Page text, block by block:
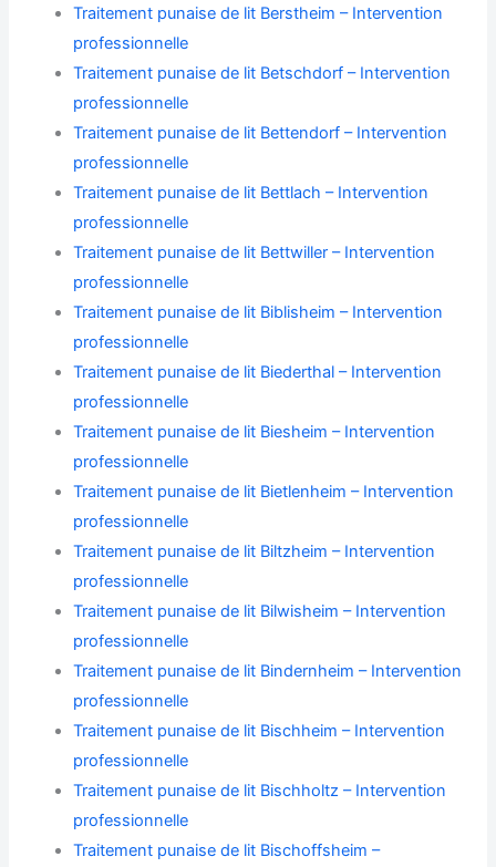
Traitement punaise de lit Berstheim – Intervention
professionnelle
Traitement punaise de lit Betschdorf – Intervention
professionnelle
Traitement punaise de lit Bettendorf – Intervention
professionnelle
Traitement punaise de lit Bettlach – Intervention
professionnelle
Traitement punaise de lit Bettwiller – Intervention
professionnelle
Traitement punaise de lit Biblisheim – Intervention
professionnelle
Traitement punaise de lit Biederthal – Intervention
professionnelle
Traitement punaise de lit Biesheim – Intervention
professionnelle
Traitement punaise de lit Bietlenheim – Intervention
professionnelle
Traitement punaise de lit Biltzheim – Intervention
professionnelle
Traitement punaise de lit Bilwisheim – Intervention
professionnelle
Traitement punaise de lit Bindernheim – Intervention
professionnelle
Traitement punaise de lit Bischheim – Intervention
professionnelle
Traitement punaise de lit Bischholtz – Intervention
professionnelle
Traitement punaise de lit Bischoffsheim –